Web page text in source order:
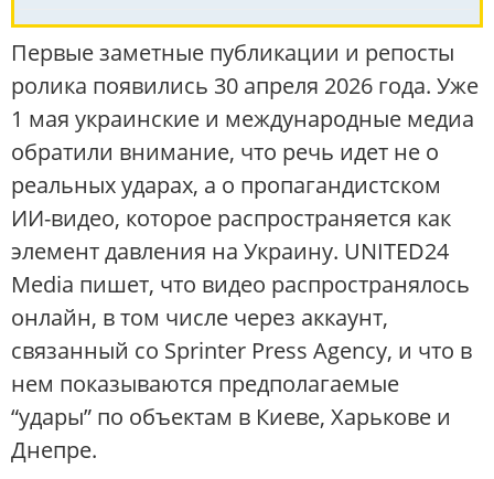
Первые заметные публикации и репосты
ролика появились 30 апреля 2026 года. Уже
1 мая украинские и международные медиа
обратили внимание, что речь идет не о
реальных ударах, а о пропагандистском
ИИ-видео, которое распространяется как
элемент давления на Украину. UNITED24
Media пишет, что видео распространялось
онлайн, в том числе через аккаунт,
связанный со Sprinter Press Agency, и что в
нем показываются предполагаемые
“удары” по объектам в Киеве, Харькове и
Днепре.